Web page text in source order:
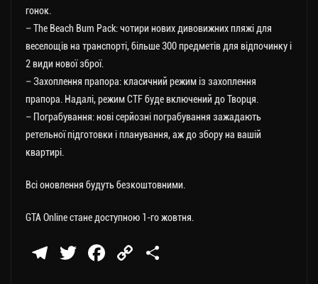
гонок.
– The Beach Bum Pack: чотири нових дивовижних пляжі для
веселощів на транспорті, більше 300 предметів для відпочинку і
2 види нової зброї.
– Захоплення прапора: класичний режим із захоплення
прапора. Надалі, режим CTF буде включений до Творця.
– Пограбування: нові серйозні пограбування зажадають
ретельної підготовки і планування, аж до збору на вашій
квартирі.
Всі оновлення будуть безкоштовними.
GTA Online стане доступною 1-го жовтня.
Te
T
Fa
C